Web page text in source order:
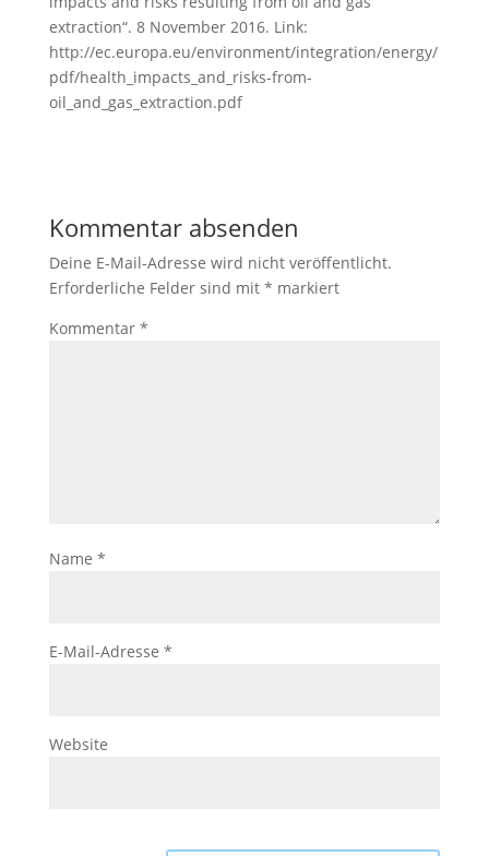
extraction“. 8 November 2016. Link:
http://ec.europa.eu/environment/integration/energy/
pdf/health_impacts_and_risks-from-
oil_and_gas_extraction.pdf
Kommentar absenden
Deine E-Mail-Adresse wird nicht veröffentlicht.
Erforderliche Felder sind mit * markiert
Kommentar *
Name *
E-Mail-Adresse *
Website